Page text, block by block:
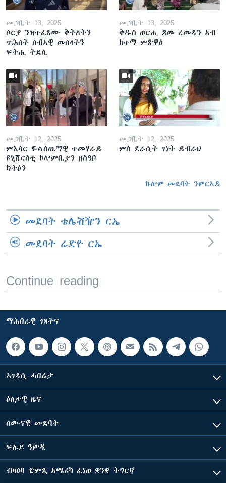
መጋቢት 13, 2025
ሶርያ ንዝተፈጸሙ ቅትለትን
ጥሕሰት ሰብኣዊ መሰላትን
ፍትሒ ትደሊ
መጋቢት 13, 2025
ቅዱስ ወርሒ ጾመ ረመዳን ኣብ
ከተማ ምጽዋዕ
መጋቢት 12, 2025
ምእሳር ፍልስጤማዊ ተመሃራይ
ዩኒቨርስቲ ኮሎምቢያን ዘስዓቦ
ክትዕን
መጋቢት 12, 2025
ምስ ደራሲት ገነት ይብራህ
ኩሎም መደባት ንምርኣይ
መደባት ቴሌቭዥን ርኤ
መደባት ሬድዮ ርኤ
Continue reading
ማሕበራዊ ገጻትና
ኣገዳሲ ሓበሬታ
ዕለታዊ ዜና
ሰሙናዊ መደባት
ፍሉይ ዓምዲ
ብዛዕባ ድምጺ ኣሜሪካ ፈነወ ቋንቋ ትግርኛ